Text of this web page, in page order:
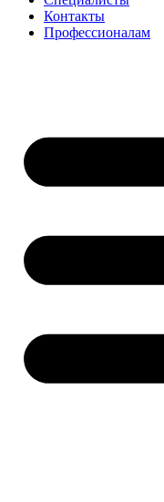
Контакты
Профессионалам